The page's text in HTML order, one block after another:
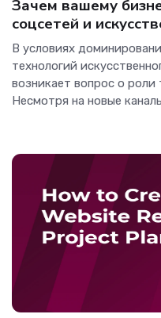
Зачем вашему
соцсетей и
В условиях
технологий
возникает вопрос о
Несмотря на новые